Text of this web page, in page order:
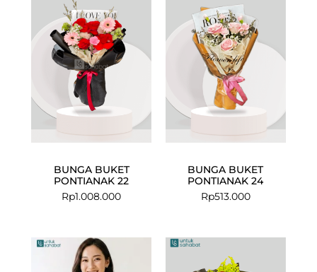
BUNGA BUKET
PONTIANAK 22
Rp1.008.000
BUNGA BUKET
PONTIANAK 24
Rp513.000